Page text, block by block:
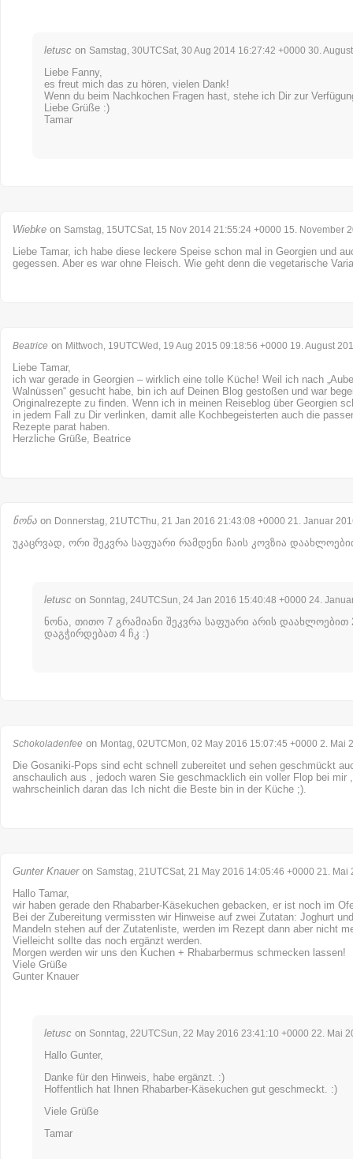
letusc on Samstag, 30UTCSat, 30 Aug 2014 16:27:42 +0000 30.
Liebe Fanny,
es freut mich das zu hören, vielen Dank!
Wenn du beim Nachkochen Fragen hast, stehe ich Dir zur
Liebe Grüße :)
Tamar
Wiebke on Samstag, 15UTCSat, 15 Nov 2014 21:55:24 +0000 15. November
Liebe Tamar, ich habe diese leckere Speise schon mal in Georgien und
gegessen. Aber es war ohne Fleisch. Wie geht denn die vegetarische
Beatrice on Mittwoch, 19UTCWed, 19 Aug 2015 09:18:56 +0000 19. August
Liebe Tamar,
ich war gerade in Georgien – wirklich eine tolle Küche! Weil ich nach
Walnüssen“ gesucht habe, bin ich auf Deinen Blog gestoßen und war
Originalrezepte zu finden. Wenn ich in meinen Reiseblog über Georgien
in jedem Fall zu Dir verlinken, damit alle Kochbegeisterten auch die
Rezepte parat haben.
Herzliche Grüße, Beatrice
ნონა on Donnerstag, 21UTCThu, 21 Jan 2016 21:43:08 +0000 21. Januar
უკაცრვად, ორი შეკვრა საფუარი რამდენი ჩაის კოვზია
letusc on Sonntag, 24UTCSun, 24 Jan 2016 15:40:48 +0000 24.
ნონა, თითო 7 გრამიანი შეკვრა საფუარი არის დაახლოებით
დაგჭირდებათ 4 ჩკ :)
Schokoladenfee on Montag, 02UTCMon, 02 May 2016 15:07:45 +0000 2. Mai
Die Gosaniki-Pops sind echt schnell zubereitet und sehen geschmückt
anschaulich aus , jedoch waren Sie geschmacklich ein voller Flop bei mir
wahrscheinlich daran das Ich nicht die Beste bin in der Küche ;).
Gunter Knaueron Samstag, 21UTCSat, 21 May 2016 14:05:46 +0000 21. Mai
Hallo Tamar,
wir haben gerade den Rhabarber-Käsekuchen gebacken, er ist noch im
Bei der Zubereitung vermissten wir Hinweise auf zwei Zutatan: Joghurt
Mandeln stehen auf der Zutatenliste, werden im Rezept dann aber nicht
Vielleicht sollte das noch ergänzt werden.
Morgen werden wir uns den Kuchen + Rhabarbermus schmecken lassen!
Viele Grüße
Gunter Knauer
letusc on Sonntag, 22UTCSun, 22 May 2016 23:41:10 +0000 22. Mai
Hallo Gunter,
Danke für den Hinweis, habe ergänzt. :)
Hoffentlich hat Ihnen Rhabarber-Käsekuchen gut geschmeckt. :)
Viele Grüße
Tamar